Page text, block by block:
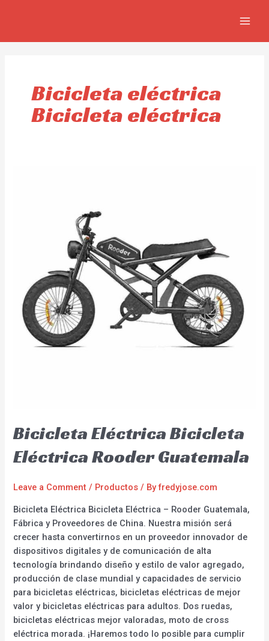
Bicicleta eléctrica
Bicicleta eléctrica
Bicicleta Eléctrica Bicicleta
Eléctrica Rooder Guatemala
Leave a Comment / Productos / Byfredyjose.com
Bicicleta Eléctrica Bicicleta Eléctrica – Rooder Guatemala,
Fábrica y Proveedores de China. Nuestra misión será
crecer hasta convertirnos en un proveedor innovador de
dispositivos digitales y de comunicación de alta
tecnología brindando diseño y estilo de valor agregado,
producción de clase mundial y capacidades de servicio
para bicicletas eléctricas, bicicletas eléctricas de mejor
valor y bicicletas eléctricas para adultos. Dos ruedas,
bicicletas eléctricas mejor valoradas, moto de cross
eléctrica morada. ¡Haremos todo lo posible para cumplir